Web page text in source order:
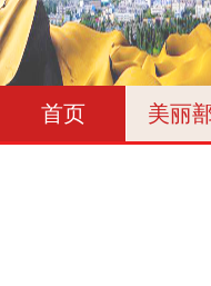
首页 美丽